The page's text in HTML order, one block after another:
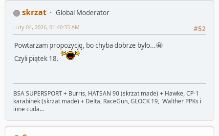
skrzat
Global Moderator
#52
Luty 04, 2026, 01:40:33 AM
Powtarzam propozycję, bo chyba dobrze było...🤩
Czyli piątek 18.
BSA SUPERSPORT + Burris, HATSAN 90 (skrzat made) + Hawke, CP-1
karabinek (skrzat made) + Delta, RaceGun, GLOCK 19, Walther PPKs i
inne cuda...